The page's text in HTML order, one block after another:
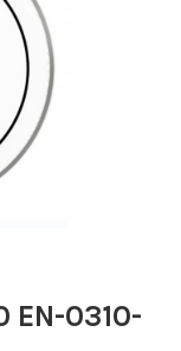
EN-0310-